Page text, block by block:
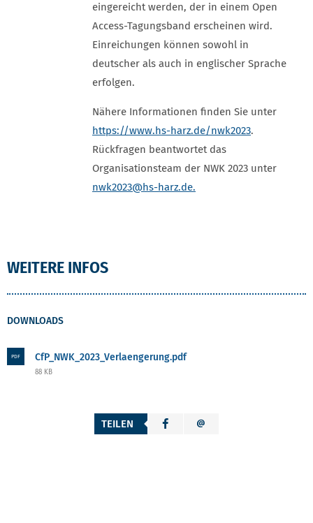
eingereicht werden, der in einem Open
Access-Tagungsband erscheinen wird.
Einreichungen können sowohl in
deutscher als auch in englischer Sprache
erfolgen.
Nähere Informationen finden Sie unter
https://www.hs-harz.de/nwk2023.
Rückfragen beantwortet das
Organisationsteam der NWK 2023 unter
nwk2023@hs-harz.de.
WEITERE INFOS
DOWNLOADS
PDF CfP_NWK_2023_Verlaengerung.pdf
88 KB
TEILEN